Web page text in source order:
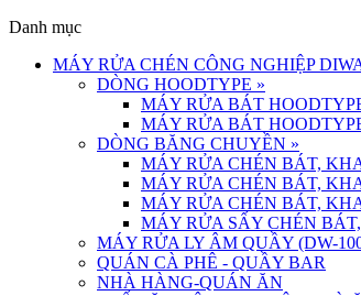
Danh mục
MÁY RỬA CHÉN CÔNG NGHIỆP
DÒNG HOODTYPE »
MÁY RỬA BÁT
MÁY RỬA BÁT
DÒNG BĂNG CHUYỀN »
MÁY RỬA CHÉN BÁT,
MÁY RỬA CHÉN BÁT,
MÁY RỬA CHÉN BÁT,
MÁY RỬA SẤY CHÉN
MÁY RỬA LY ÂM QUẦY (DW-
QUÁN CÀ PHÊ - QUẦY BAR
NHÀ HÀNG-QUÁN ĂN